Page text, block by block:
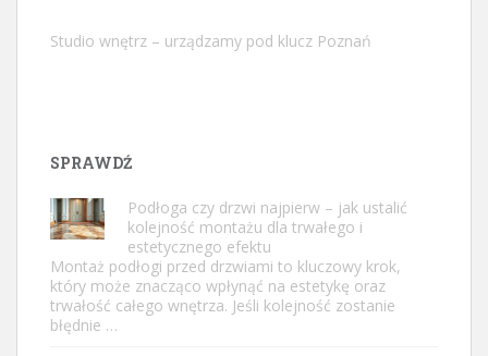
Studio wnętrz – urządzamy pod klucz Poznań
SPRAWDŹ
Podłoga czy drzwi najpierw – jak ustalić
kolejność montażu dla trwałego i
estetycznego efektu
Montaż podłogi przed drzwiami to kluczowy krok,
który może znacząco wpłynąć na estetykę oraz
trwałość całego wnętrza. Jeśli kolejność zostanie
błędnie …